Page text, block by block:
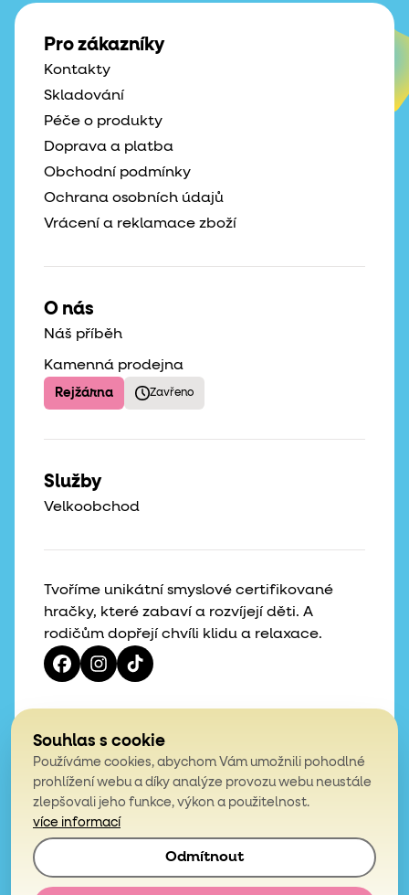
Tvoříme unikátní smyslové certifikované
hračky, které zabaví a rozvíjejí děti. A
rodičům dopřejí chvíli klidu a relaxace.
Pro zákazníky
Kontakty
Skladování
Péče o produkty
Doprava a platba
Obchodní podmínky
Ochrana osobních údajů
Vrácení a reklamace zboží
O nás
Náš příběh
Kamenná prodejna
Rejžárna Zavřeno
Služby
Velkoobchod
4,9
z celkem 200 hodnocení
© 2026, Mámy v rejži. Všechna práva vyhrazena.
Obchodní podmínky
Souhlas s cookie
Používáme cookies, abychom Vám umožnili pohodlné
prohlížení webu a díky analýze provozu webu neustále
zlepšovali jeho funkce, výkon a použitelnost.
více informací
Odmítnout